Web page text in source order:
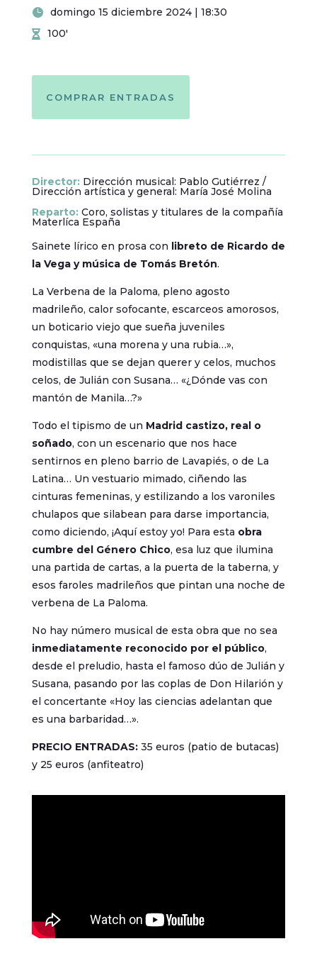
domingo 15 diciembre 2024 | 18:30
100'
COMPRAR ENTRADAS
Director: Dirección musical: Pablo Gutiérrez /
Dirección artística y general: María José Molina
Reparto: Coro, solistas y titulares de la compañía
Materlíca España
Sainete lírico en prosa con libreto de Ricardo de
la Vega y música de Tomás Bretón.
La Verbena de la Paloma, pleno agosto
madrileño, calor sofocante, escarceos amorosos,
un boticario viejo que sueña juveniles
conquistas, «una morena y una rubia…»,
modistillas que se dejan querer y celos, muchos
celos, de Julián con Susana… «¿Dónde vas con
mantón de Manila…?»
Todo el tipismo de un Madrid castizo, real o
soñado, con un escenario que nos hace
sentirnos en pleno barrio de Lavapiés, o de La
Latina… Un vestuario mimado, ciñendo las
cinturas femeninas, y estilizando a los varoniles
chulapos que silabean para darse importancia,
como diciendo, ¡Aquí estoy yo! Para esta obra
cumbre del Género Chico, esa luz que ilumina
una partida de cartas, a la puerta de la taberna, y
esos faroles madrileños que pintan una noche de
verbena de La Paloma.
No hay número musical de esta obra que no sea
inmediatamente reconocido por el público,
desde el preludio, hasta el famoso dúo de Julián y
Susana, pasando por las coplas de Don Hilarión y
el concertante «Hoy las ciencias adelantan que
es una barbaridad…».
PRECIO ENTRADAS:35 euros (patio de butacas)
y 25 euros (anfiteatro)